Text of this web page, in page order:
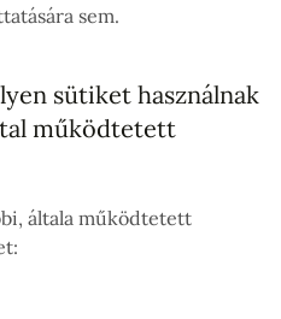
sem.
sütiket használnak
működtetett
általa működtetett